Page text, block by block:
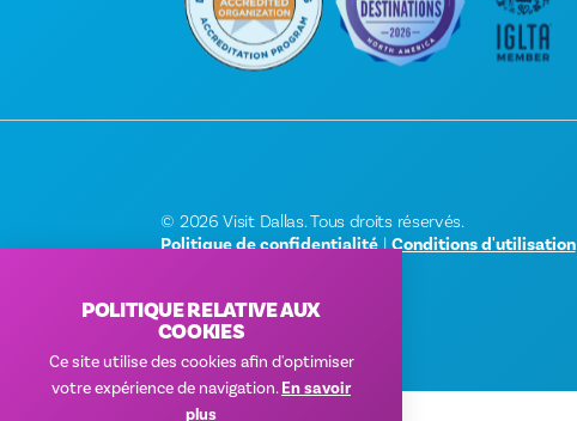
© 2026 Visit Dallas. Tous droits réservés.
Politique de confidentialité|Conditions d'utilisation
POLITIQUE RELATIVE AUX
COOKIES
Ce site utilise des cookies afin d'optimiser
votre expérience de navigation.En savoir
plus